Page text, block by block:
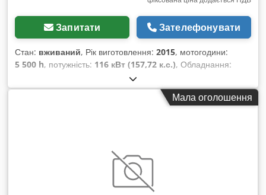
Запитати Зателефонувати
Стан: вживаний, Рік виготовлення: 2015, мотогодини:
5 500 h, потужність: 116 кВт (157,72 к.с.), Обладнання:
гальмо зі стисненим повітрям
Мала оголошення